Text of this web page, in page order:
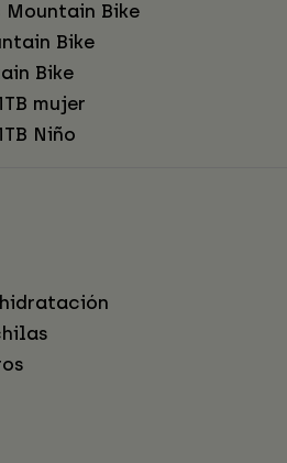
Bike
Bike
Bike
mujer
Niño